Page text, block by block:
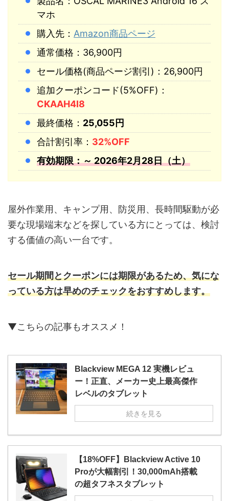
マホ
購入先： Amazon商品ページ
通常価格：36,900円
セール価格(商品ページ割引)：26,900円
追加クーポンコード(5%OFF)：
CKAAH4I8
最終価格： 25,055円
合計割引率： 32%OFF
有効期限：～ 2026年2月28日（土）
屋外作業用、キャンプ用、防災用、長時間駆動が必
要な現場端末などを探している方にとっては、検討
する価値の高い一台です。
セール期間とクーポンには期限があるため、気にな
っている方は早めのチェックをおすすめします。
▼こちらの記事もオススメ！
Blackview MEGA 12 実機レビュ
ー！正直、メーカー史上最高傑作
レベルのタブレット
続きを見る
【18%OFF】Blackview Active 10
Proが大幅割引！30,000mAh搭載
の超タフネスタブレット